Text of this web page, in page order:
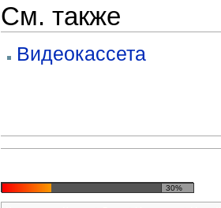
См. также
Видеокассета
30%